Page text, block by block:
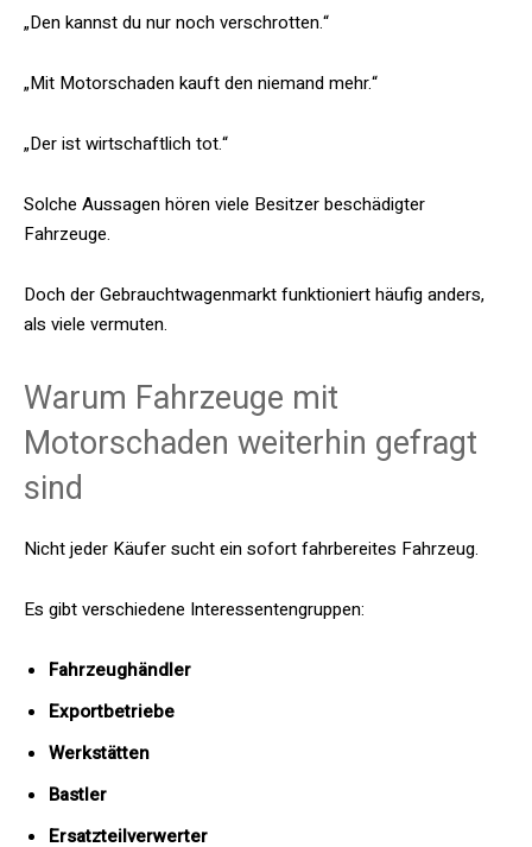
„Den kannst du nur noch verschrotten.“
„Mit Motorschaden kauft den niemand mehr.“
„Der ist wirtschaftlich tot.“
Solche Aussagen hören viele Besitzer beschädigter
Fahrzeuge.
Doch der Gebrauchtwagenmarkt funktioniert häufig anders,
als viele vermuten.
Warum Fahrzeuge mit
Motorschaden weiterhin gefragt
sind
Nicht jeder Käufer sucht ein sofort fahrbereites Fahrzeug.
Es gibt verschiedene Interessentengruppen:
Fahrzeughändler
Exportbetriebe
Werkstätten
Bastler
Ersatzteilverwerter